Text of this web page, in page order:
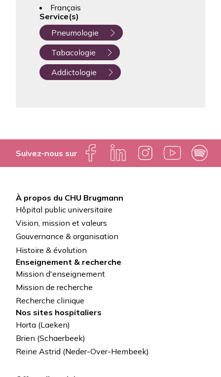
Français
Service(s)
Pneumologie
Tabacologie
Addictologie
Suivez-nous sur
Pied
de
page
À propos du CHU Brugmann
Hôpital public universitaire
Vision, mission et valeurs
Gouvernance & organisation
Histoire & évolution
Enseignement & recherche
Mission d'enseignement
Mission de recherche
Recherche clinique
Nos sites hospitaliers
Horta (Laeken)
Brien (Schaerbeek)
Reine Astrid (Neder-Over-Hembeek)